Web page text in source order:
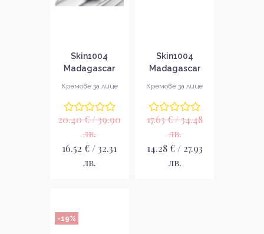
Skin1004
Madagascar
Кремове за лице
20.40 € / 39.90
лв.
16.52 € / 32.31
лв.
Skin1004
Madagascar
SPF30 Лек
слънцезащитен
крем за лице
Кремове за лице
17.63 € / 34.48
лв.
14.28 € / 27.93
лв.
-19%